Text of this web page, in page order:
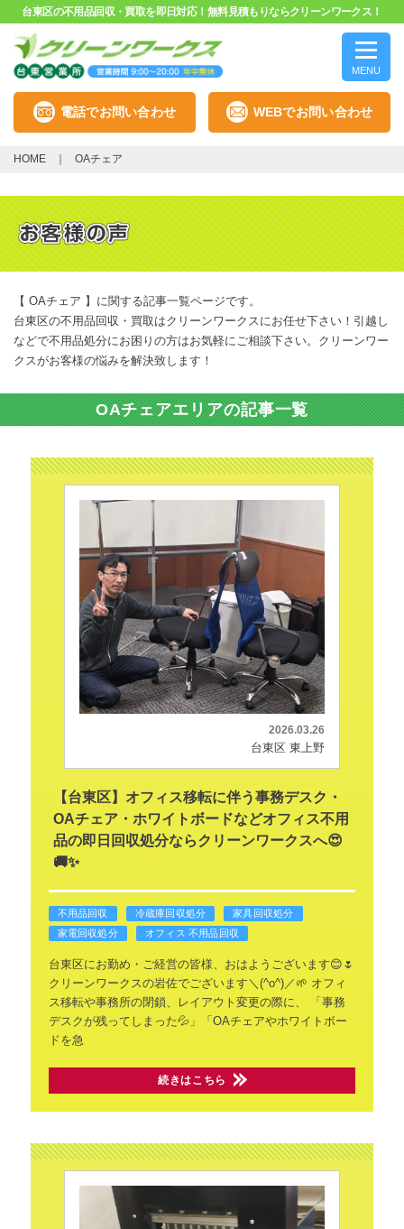
台東区の不用品回収・買取を即日対応！無料見積もりならクリーンワークス！
MENU
電話でお問い合わせ WEBでお問い合わせ
HOME OAチェア
【 OAチェア 】に関する記事一覧ページです。
台東区の不用品回収・買取はクリーンワークスにお任せ下さい！引越し
などで不用品処分にお困りの方はお気軽にご相談下さい。クリーンワー
クスがお客様の悩みを解決致します！
OAチェアエリアの記事一覧
2026.03.26
台東区 東上野
【台東区】オフィス移転に伴う事務デスク・
OAチェア・ホワイトボードなどオフィス不用
品の即日回収処分ならクリーンワークスへ😍
🚚✨
不用品回収 冷蔵庫回収処分
家具回収処分
家電回収処分
オフィス 不用品回収
台東区にお勤め・ご経営の皆様、おはようございます😊🌷
クリーンワークスの岩佐でございます＼(^o^)／🌱 オフィ
ス移転や事務所の閉鎖、レイアウト変更の際に、
「事務
デスクが残ってしまった💦」「OAチェアやホワイトボー
ドを急
続きはこちら